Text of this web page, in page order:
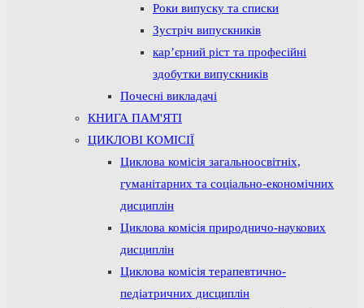
Роки випуску та списки
Зустріч випускників
кар’єрний ріст та професійні
здобутки випускників
Почесні викладачі
КНИГА ПАМ'ЯТІ
ЦИКЛОВІ КОМІСІЇ
Циклова комісія загальноосвітніх,
гуманітарних та соціально-економічних
дисциплін
Циклова комісія природничо-наукових
дисциплін
Циклова комісія терапевтично-
педіатричних дисциплін